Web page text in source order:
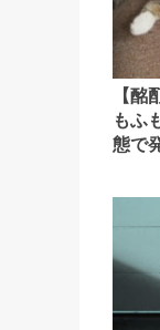
【酩
もふ
態で